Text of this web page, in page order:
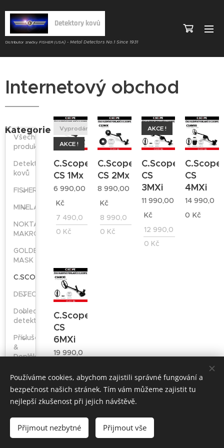
Detektory kovů
Distributor značky FISHER (USA) - Metal Detectors No.1 Since 1931
Internetový obchod
Kategorie
Všechny
produkty
Detektory
kovů
FISHER
MINELAB
NOKTA-
MAKRO
GOLDEN
MASK
C.SCOPE
DETECH
Dohledávací
detektory
Příslušenství
&
Doplňky
C.Scope
CS 1Mx
Vyprodáno
AKCE !
6 990,00
Kč
7 490,0
0 Kč
C.Scope
CS 2Mx
8 990,00
Kč
8 990,0
0 Kč
C.Scope
CS
3MXi
AKCE !
11 990,00
Kč
12 990,0
0 Kč
C.Scope
CS
4MXi
14 990,0
0 Kč
C.Scope
CS
6MXi
19 990,0
Vytvořeno službou Cookies
Používáme cookies, abychom zajistili správné fungování a
bezpečnost našich stránek. Tím vám můžeme zajistit tu
nejlepší zkušenost při jejich návštěvě.
Přijmout nezbytné Přijmout vše